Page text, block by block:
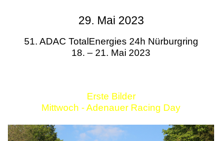
29. Mai 2023
51. ADAC TotalEnergies 24h Nürburgring
18. – 21. Mai 2023
Erste Bilder
Mittwoch - Adenauer Racing Day